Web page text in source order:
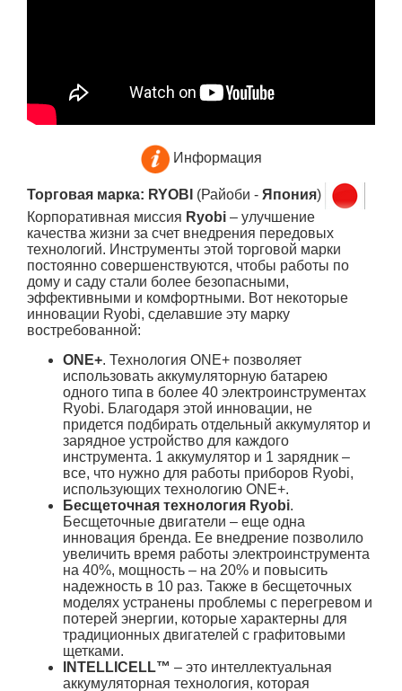
Информация
Торговая марка: RYOBI (Райоби - Япония)
Корпоративная миссия Ryobi – улучшение
качества жизни за счет внедрения передовых
технологий. Инструменты этой торговой марки
постоянно совершенствуются, чтобы работы по
дому и саду стали более безопасными,
эффективными и комфортными. Вот некоторые
инновации Ryobi, сделавшие эту марку
востребованной:
ONE+. Технология ONE+ позволяет
использовать аккумуляторную батарею
одного типа в более 40 электроинструментах
Ryobi. Благодаря этой инновации, не
придется подбирать отдельный аккумулятор и
зарядное устройство для каждого
инструмента. 1 аккумулятор и 1 зарядник –
все, что нужно для работы приборов Ryobi,
использующих технологию ONE+.
Бесщеточная технология Ryobi.
Бесщеточные двигатели – еще одна
инновация бренда. Ее внедрение позволило
увеличить время работы электроинструмента
на 40%, мощность – на 20% и повысить
надежность в 10 раз. Также в бесщеточных
моделях устранены проблемы с перегревом и
потерей энергии, которые характерны для
традиционных двигателей с графитовыми
щетками.
INTELLICELL™ – это интеллектуальная
аккумуляторная технология, которая